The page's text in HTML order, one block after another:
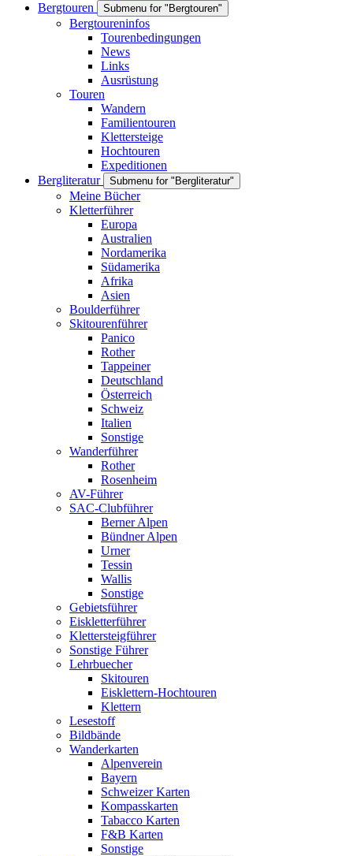
Bergtouren
Submenu for "Bergtouren"
Bergtoureninfos
Tourenbedingungen
News
Links
Ausrüstung
Touren
Wandern
Familientouren
Klettersteige
Hochtouren
Expeditionen
Bergliteratur
Submenu for "Bergliteratur"
Meine Bücher
Kletterführer
Europa
Australien
Nordamerika
Südamerika
Afrika
Asien
Boulderführer
Skitourenführer
Panico
Rother
Tappeiner
Deutschland
Österreich
Schweiz
Italien
Sonstige
Wanderführer
Rother
Rosenheim
AV-Führer
SAC-Clubführer
Berner Alpen
Bündner Alpen
Urner
Tessin
Wallis
Sonstige
Gebietsführer
Eiskletterführer
Klettersteigführer
Sonstige Führer
Lehrbuecher
Skitouren
Eisklettern-Hochtouren
Klettern
Lesestoff
Bildbände
Wanderkarten
Alpenverein
Bayern
Schweizer Karten
Kompasskarten
Tabacco Karten
F&B Karten
Sonstige